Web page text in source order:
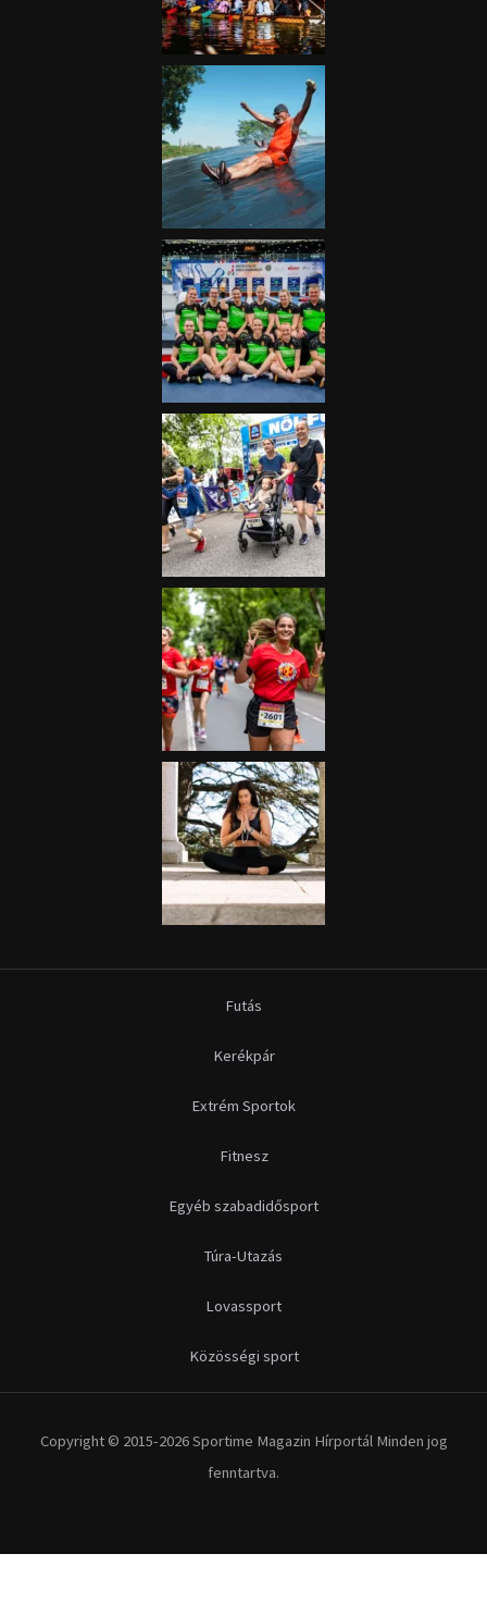
Futás
Kerékpár
Extrém Sportok
Fitnesz
Egyéb szabadidősport
Túra-Utazás
Lovassport
Közösségi sport
Copyright © 2015-2026 Sportime Magazin Hírportál Minden jog
fenntartva.